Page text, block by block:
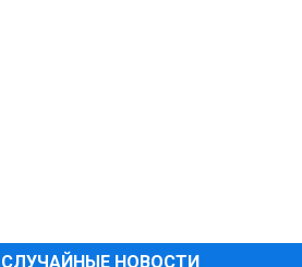
СЛУЧАЙНЫЕ НОВОСТИ